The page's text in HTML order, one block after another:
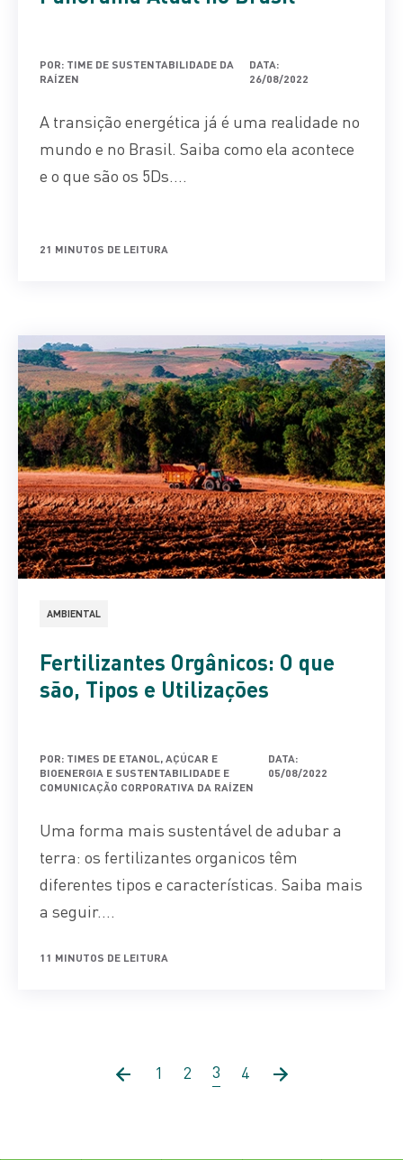
POR: TIME DE SUSTENTABILIDADE DA
RAÍZEN
DATA:
26/08/2022
A transição energética já é uma realidade no
mundo e no Brasil. Saiba como ela acontece
e o que são os 5Ds....
21 MINUTOS DE LEITURA
AMBIENTAL
Fertilizantes Orgânicos: O que
são, Tipos e Utilizações
POR: TIMES DE ETANOL, AÇÚCAR E
BIOENERGIA E SUSTENTABILIDADE E
COMUNICAÇÃO CORPORATIVA DA RAÍZEN
DATA:
05/08/2022
Uma forma mais sustentável de adubar a
terra: os fertilizantes organicos têm
diferentes tipos e características. Saiba mais
a seguir....
11 MINUTOS DE LEITURA
1 2 3 4